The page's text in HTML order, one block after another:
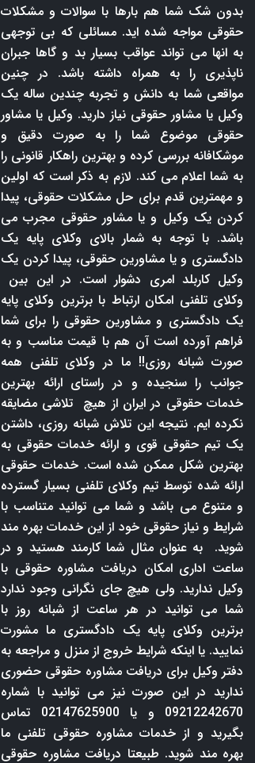
بدون شک شما هم بارها با سوالات و مشکلات
حقوقی مواجه شده اید. مسائلی که بی توجهی
به انها می تواند عواقب بسیار بد و گاها جبران
ناپذیری را به همراه داشته باشد. در چنین
مواقعی شما به دانش و تجربه چندین ساله یک
وکیل یا مشاور حقوقی نیاز دارید. وکیل یا مشاور
حقوقی موضوع شما را به صورت دقیق و
موشکافانه بررسی کرده و بهترین راهکار قانونی را
به شما اعلام می کند. لازم به ذکر است که اولین
و مهمترین قدم برای حل مشکلات حقوقی، پیدا
کردن یک وکیل و یا مشاور حقوقی مجرب می
باشد. با توجه به شمار بالای وکلای پایه یک
دادگستری و یا مشاورین حقوقی، پیدا کردن یک
وکیل کاربلد امری دشوار است. در این بین
وکلای تلفنی امکان ارتباط با برترین وکلای پایه
یک دادگستری و مشاورین حقوقی را برای شما
فراهم آورده است آن هم با قیمت مناسب و به
صورت شبانه روزی!! ما در وکلای تلفنی همه
جوانب را سنجیده و در راستای ارائه بهترین
خدمات حقوقی در ایران از هیچ تلاشی مضایقه
نکرده ایم. نتیجه این تلاش شبانه روزی، داشتن
یک تیم حقوقی قوی و ارائه خدمات حقوقی به
بهترین شکل ممکن شده است. خدمات حقوقی
ارائه شده توسط تیم وکلای تلفنی بسیار گسترده
و متنوع می باشد و شما می توانید متناسب با
شرایط و نیاز حقوقی خود از این خدمات بهره مند
شوید. به عنوان مثال شما کارمند هستید و در
ساعت اداری امکان دریافت مشاوره حقوقی با
وکیل ندارید. ولی هیچ جای نگرانی وجود ندارد
شما می توانید در هر ساعت از شبانه روز با
برترین وکلای پایه یک دادگستری ما مشورت
نمایید. یا اینکه شرایط خروج از منزل و مراجعه به
دفتر وکیل برای دریافت مشاوره حقوقی حضوری
ندارید در این صورت نیز می توانید با شماره
09212242670 و یا 02147625900 تماس
بگیرید و از خدمات مشاوره حقوقی تلفنی ما
بهره مند شوید. طبیعتا دریافت مشاوره حقوقی